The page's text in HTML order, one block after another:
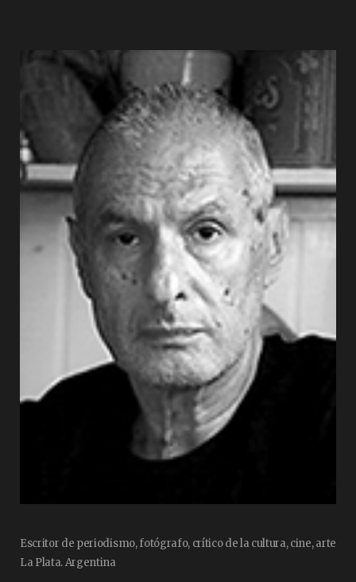
Escritor de periodismo, fotógrafo, crítico de la cultura, cine, arte
La Plata. Argentina